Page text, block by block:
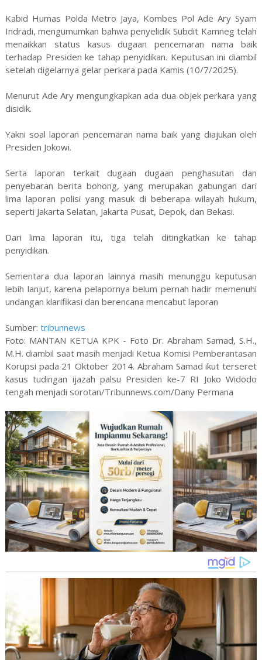
Kabid Humas Polda Metro Jaya, Kombes Pol Ade Ary Syam
Indradi, mengumumkan bahwa penyelidik Subdit Kamneg telah
menaikkan status kasus dugaan pencemaran nama baik
terhadap Presiden ke tahap penyidikan. Keputusan ini diambil
setelah digelarnya gelar perkara pada Kamis (10/7/2025).
Menurut Ade Ary mengungkapkan ada dua objek perkara yang
disidik.
Yakni soal laporan pencemaran nama baik yang diajukan oleh
Presiden Jokowi.
Serta laporan terkait dugaan dugaan penghasutan dan
penyebaran berita bohong, yang merupakan gabungan dari
lima laporan polisi yang masuk di beberapa wilayah hukum,
seperti Jakarta Selatan, Jakarta Pusat, Depok, dan Bekasi.
Dari lima laporan itu, tiga telah ditingkatkan ke tahap
penyidikan.
Sementara dua laporan lainnya masih menunggu keputusan
lebih lanjut, karena pelapornya belum pernah hadir memenuhi
undangan klarifikasi dan berencana mencabut laporan
Sumber: tribunnews
Foto: MANTAN KETUA KPK - Foto Dr. Abraham Samad, S.H.,
M.H. diambil saat masih menjadi Ketua Komisi Pemberantasan
Korupsi pada 21 Oktober 2014. Abraham Samad ikut terseret
kasus tudingan ijazah palsu Presiden ke-7 RI Joko Widodo
tengah menjadi sorotan/Tribunnews.com/Dany Permana